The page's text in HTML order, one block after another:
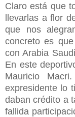
Claro está que
llevarlas a flor
que nos
concreto es
con Arabia
En este
Mauricio
expresidente lo
daban crédito a
fallida